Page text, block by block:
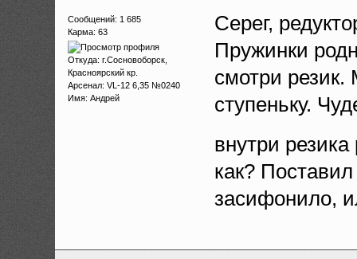
Сообщений: 1 685
Карма: 63
Откуда: г.Сосновоборск,
Красноярский кр.
Арсенал: VL-12 6,35 №0240
Имя: Андрей
Серег,
Пружинки
смотри резик.
ступеньку.
внутри
как?
засифонило,